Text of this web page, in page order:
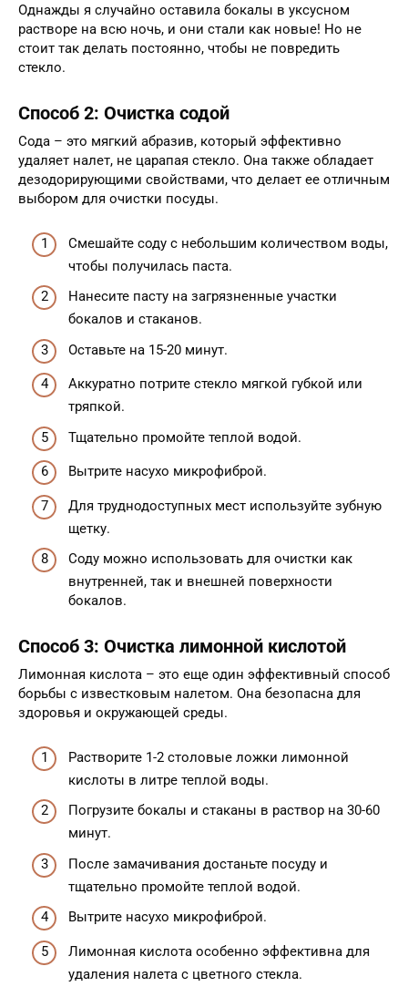
Однажды я случайно оставила бокалы в уксусном
растворе на всю ночь, и они стали как новые! Но не
стоит так делать постоянно, чтобы не повредить
стекло.
Способ 2: Очистка содой
Сода – это мягкий абразив, который эффективно
удаляет налет, не царапая стекло. Она также обладает
дезодорирующими свойствами, что делает ее отличным
выбором для очистки посуды.
Смешайте соду с небольшим количеством воды,
чтобы получилась паста.
Нанесите пасту на загрязненные участки
бокалов и стаканов.
Оставьте на 15-20 минут.
Аккуратно потрите стекло мягкой губкой или
тряпкой.
Тщательно промойте теплой водой.
Вытрите насухо микрофиброй.
Для труднодоступных мест используйте зубную
щетку.
Соду можно использовать для очистки как
внутренней, так и внешней поверхности
бокалов.
Способ 3: Очистка лимонной кислотой
Лимонная кислота – это еще один эффективный способ
борьбы с известковым налетом. Она безопасна для
здоровья и окружающей среды.
Растворите 1-2 столовые ложки лимонной
кислоты в литре теплой воды.
Погрузите бокалы и стаканы в раствор на 30-60
минут.
После замачивания достаньте посуду и
тщательно промойте теплой водой.
Вытрите насухо микрофиброй.
Лимонная кислота особенно эффективна для
удаления налета с цветного стекла.